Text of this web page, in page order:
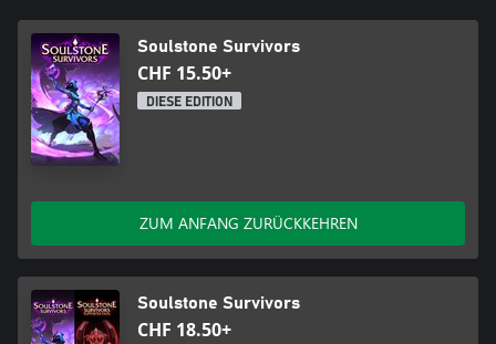
Soulstone Survivors
CHF 15.50+
DIESE EDITION
ZUM ANFANG ZURÜCKKEHREN
Soulstone Survivors
CHF 18.50+